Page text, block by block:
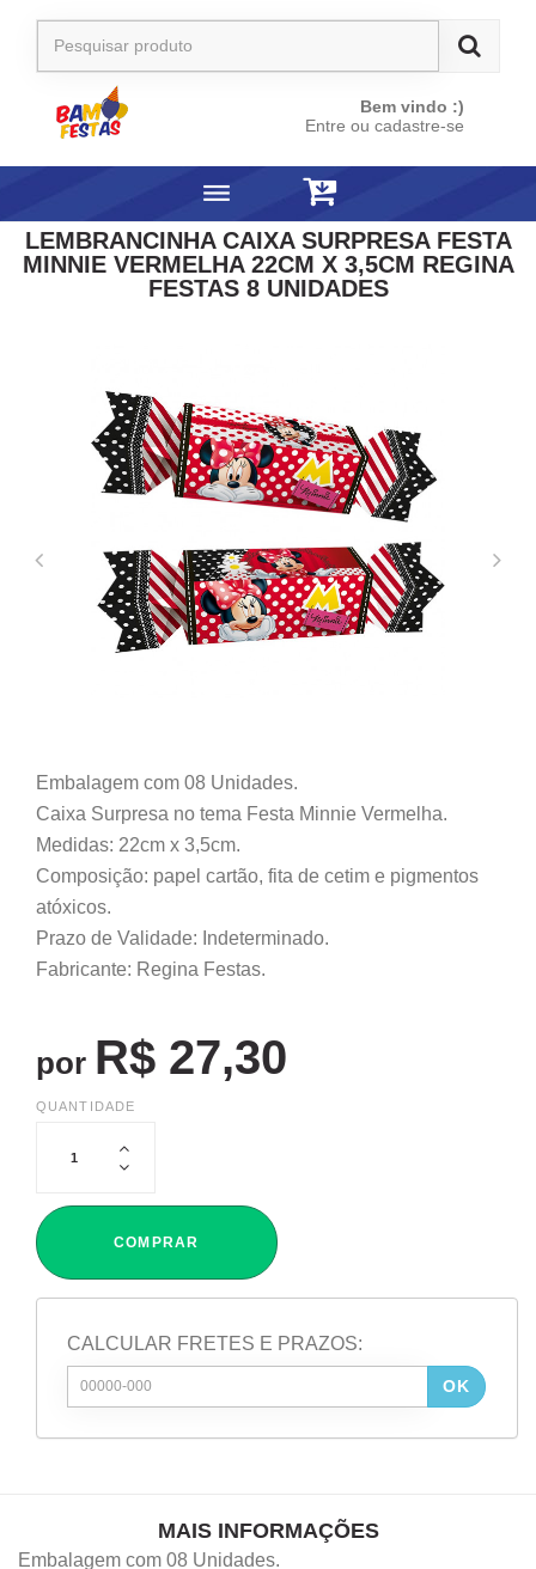
Bem vindo :)
Entre ou cadastre-se
LEMBRANCINHA CAIXA SURPRESA FESTA
MINNIE VERMELHA 22CM X 3,5CM REGINA
FESTAS 8 UNIDADES
Embalagem com 08 Unidades.
Caixa Surpresa no tema Festa Minnie Vermelha.
Medidas: 22cm x 3,5cm.
Composição: papel cartão, fita de cetim e pigmentos
atóxicos.
Prazo de Validade: Indeterminado.
Fabricante: Regina Festas.
por R$ 27,30
QUANTIDADE
COMPRAR
CALCULAR FRETES E PRAZOS:
OK
MAIS INFORMAÇÕES
Embalagem com 08 Unidades.